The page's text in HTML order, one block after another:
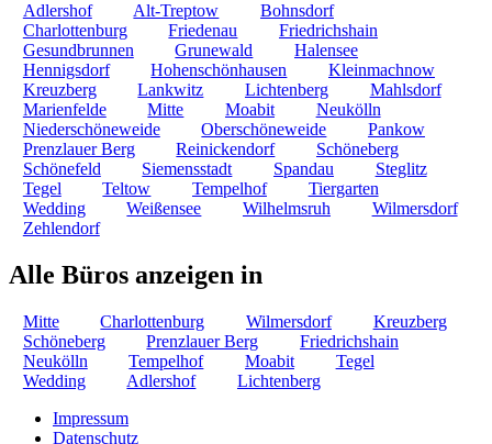
Adlershof Alt-Treptow
Bohnsdorf
Charlottenburg
Friedenau
Friedrichshain
Gesundbrunnen
Grunewald
Halensee
Hennigsdorf
Hohenschönhausen
Kleinmachnow
Kreuzberg
Lankwitz Lichtenberg
Mahlsdorf
Marienfelde
Mitte Moabit
Neukölln
Niederschöneweide
Oberschöneweide
Pankow
Prenzlauer Berg
Reinickendorf
Schöneberg
Schönefeld
Siemensstadt Spandau
Steglitz
Tegel
Teltow Tempelhof
Tiergarten
Wedding
Weißensee Wilhelmsruh
Wilmersdorf
Zehlendorf
Alle Büros anzeigen in
Mitte Charlottenburg Wilmersdorf
Kreuzberg
Schöneberg
Prenzlauer Berg
Friedrichshain
Neukölln
Tempelhof Moabit
Tegel
Wedding
Adlershof
Lichtenberg
Impressum
Datenschutz